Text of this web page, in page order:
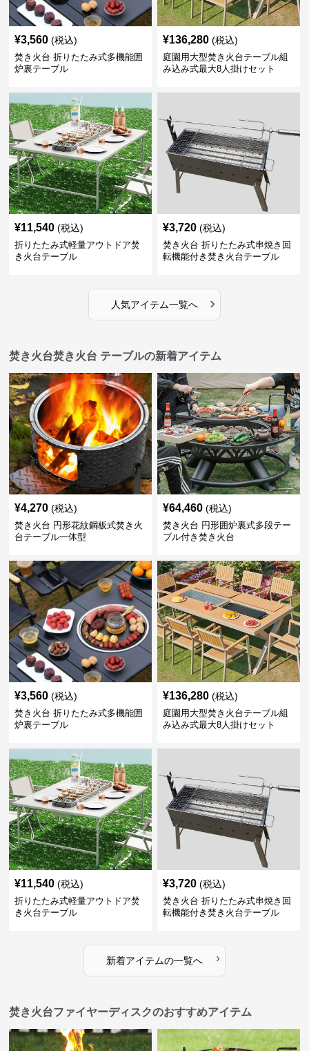
¥3,560 (税込)
焚き火台 折りたたみ式多機能囲
炉裏テーブル
¥136,280 (税込)
庭園用大型焚き火台テーブル組
み込み式最大8人掛けセット
¥11,540 (税込)
折りたたみ式軽量アウトドア焚
き火台テーブル
¥3,720 (税込)
焚き火台 折りたたみ式串焼き回
転機能付き焚き火台テーブル
人気アイテム一覧へ ›
焚き火台焚き火台 テーブルの新着アイテム
¥4,270 (税込)
焚き火台 円形花紋鋼板式焚き火
台テーブル一体型
¥64,460 (税込)
焚き火台 円形囲炉裏式多段テー
ブル付き焚き火台
¥3,560 (税込)
焚き火台 折りたたみ式多機能囲
炉裏テーブル
¥136,280 (税込)
庭園用大型焚き火台テーブル組
み込み式最大8人掛けセット
¥11,540 (税込)
折りたたみ式軽量アウトドア焚
き火台テーブル
¥3,720 (税込)
焚き火台 折りたたみ式串焼き回
転機能付き焚き火台テーブル
新着アイテムの一覧へ ›
焚き火台ファイヤーディスクのおすすめアイテム